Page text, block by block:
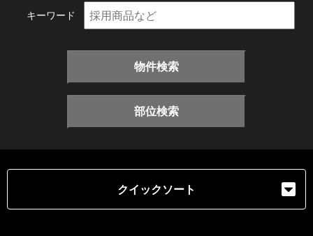
キーワード
物件検索
部位検索
クイックソート